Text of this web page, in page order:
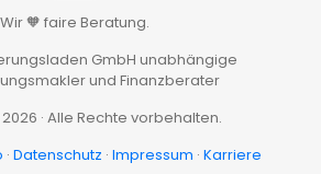
Wir 🧡 faire Beratung.
GmbH unabhängige
und Finanzberater
· Alle Rechte vorbehalten.
· Datenschutz · Impressum · Karriere